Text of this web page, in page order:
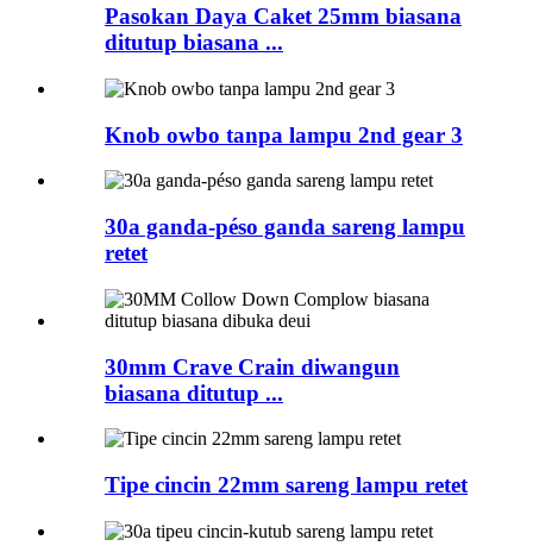
Pasokan Daya Caket 25mm biasana
ditutup biasana ...
Knob owbo tanpa lampu 2nd gear 3
30a ganda-péso ganda sareng lampu
retet
30mm Crave Crain diwangun
biasana ditutup ...
Tipe cincin 22mm sareng lampu retet